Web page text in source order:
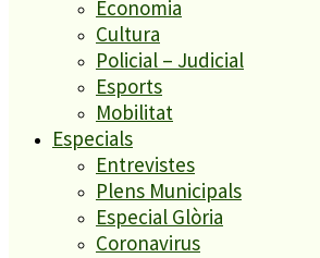
Economia
Cultura
Policial – Judicial
Esports
Mobilitat
Especials
Entrevistes
Plens Municipals
Especial Glòria
Coronavirus